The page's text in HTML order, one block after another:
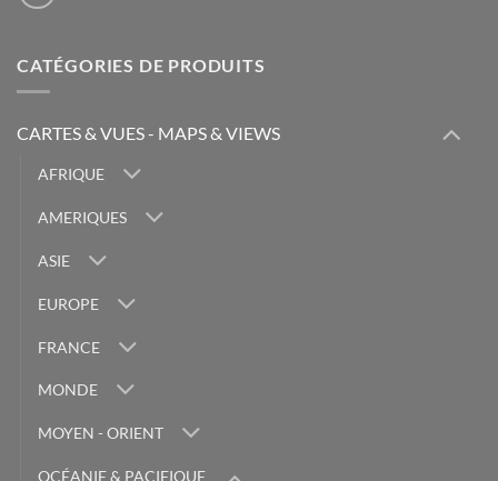
CATÉGORIES DE PRODUITS
CARTES & VUES - MAPS & VIEWS
AFRIQUE
AMERIQUES
ASIE
EUROPE
FRANCE
MONDE
MOYEN - ORIENT
OCÉANIE & PACIFIQUE